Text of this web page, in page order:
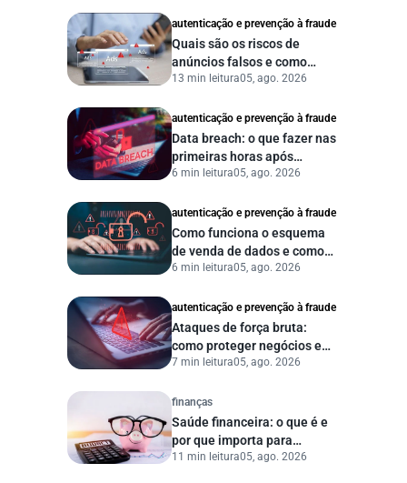
autenticação e prevenção à fraude
Quais são os riscos de
anúncios falsos e como
proteger seu negócio?
13 min leitura05, ago. 2026
autenticação e prevenção à fraude
Data breach: o que fazer nas
primeiras horas após
vazamento de dados?
6 min leitura05, ago. 2026
autenticação e prevenção à fraude
Como funciona o esquema
de venda de dados e como
proteger sua empresa?
6 min leitura05, ago. 2026
autenticação e prevenção à fraude
Ataques de força bruta:
como proteger negócios e
dados digitais
7 min leitura05, ago. 2026
finanças
Saúde financeira: o que é e
por que importa para
pessoas e empresas?
11 min leitura05, ago. 2026